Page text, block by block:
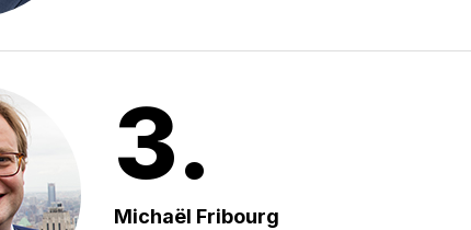
3.
Michaël Fribourg